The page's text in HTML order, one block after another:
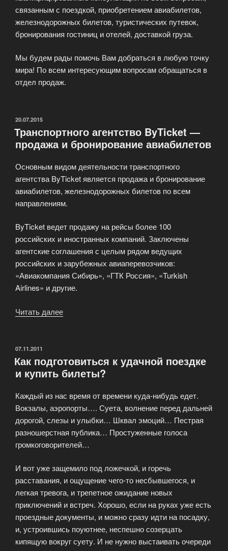
связанным с поездкой, приобретением авиабилетов,
железнодорожных билетов, туристических путевок,
бронирования гостиниц и отелей, доставкой груза.
Мы будем рады помочь Вам добраться в любую точку
мира! По всем интересующим вопросам обращаться в
отдел продаж.
ОПУБЛИКОВАНО
20.07.2015
Транспортного агентство ByTicket —
продажа и бронирование авиабилетов
Основным видом деятельности транспортного
агентства ByTicket является продажа и бронирование
авиабилетов, железнодорожных билетов по всем
направлениям.
ByTicket ведет продажу на рейсы более 100
российских и иностранных компаний. Заключены
агентские соглашения с целым рядом ведущих
российских и зарубежных авиаперевозчиков:
«Авиакомпания Сибирь», «ГТК Россия», «Turkish
Airlines» и другие.
Читать далее
продажа
и
авиабилетов»
ОПУБЛИКОВАНО
07.11.2011
Как подготовиться к удачной поездке
и купить билеты?
Каждый из нас время от времени куда-нибудь едет.
Вокзалы, аэропорты…. Суета, волнение перед дальней
дорогой, слезы и улыбки… Шквал эмоций… Пестрая
разношерстная публика… Простуженные голоса
громкоговорителей…
И вот уже защемило под ложечкой, и горечь
расставания, и ощущение чего-то несбывшегося, и
легкая тревога, и трепетное ожидание новых
приключений и встреч. Хорошо, если на руках уже есть
проездные документы, и можно сразу идти на посадку,
и, устроившись поуютнее, неспешно созерцать
кипящую вокруг суету. И не нужно выстаивать очереди